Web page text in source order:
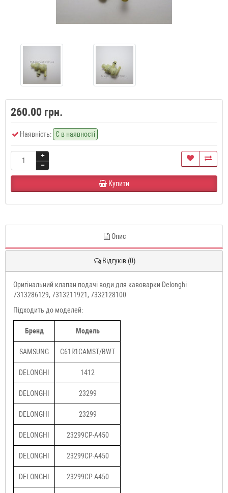
260.00 грн.
Наявність: Є в наявності
Купити
Опис
Відгуків (0)
Оригінальний клапан подачі води для кавоварки Delonghi
7313286129, 7313211921, 7332128100
Підходить до моделей:
Бренд Модель
SAMSUNG C61R1CAMST/BWT
DELONGHI 1412
DELONGHI 23299
DELONGHI 23299
DELONGHI 23299CP-A450
DELONGHI 23299CP-A450
DELONGHI 23299CP-A450